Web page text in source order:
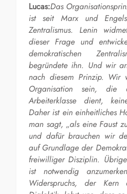
Lucas:Das
ist seit Marx und
Zentralismus. Lenin
dieser Frage und
demokratischen
begründete ihn. Und wir
nach diesem Prinzip. Wir
Organisation sein, die
Arbeiterklasse dient,
Daher ist ein einheitliches
man sagt, „als eine Faust
und dafür brauchen wir
auf Grundlage der
freiwilliger Disziplin.
ist notwendig
Widerspruchs, der Kern